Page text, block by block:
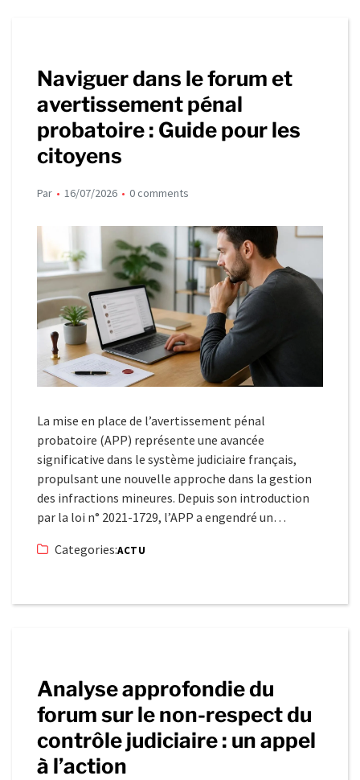
Naviguer dans le forum et
avertissement pénal
probatoire : Guide pour les
citoyens
Par 16/07/2026 0 comments
La mise en place de l’avertissement pénal
probatoire (APP) représente une avancée
significative dans le système judiciaire français,
propulsant une nouvelle approche dans la gestion
des infractions mineures. Depuis son introduction
par la loi n° 2021-1729, l’APP a engendré un…
Categories:ACTU
Analyse approfondie du
forum sur le non-respect du
contrôle judiciaire : un appel
à l’action